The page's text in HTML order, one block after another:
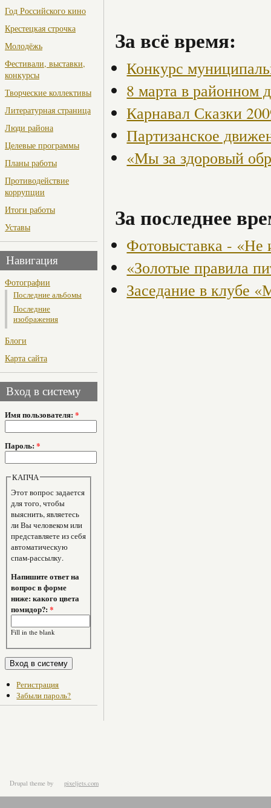
Год Российского кино
Крестецкая строчка
Молодёжь
Фестивали, выставки,
конкурсы
Творческие коллективы
Литературная страница
Люди района
Целевые программы
Планы работы
Противодействие
коррупции
Итоги работы
Уставы
Навигация
Фотографии
Последние альбомы
Последние
изображения
Блоги
Карта сайта
Вход в систему
Имя пользователя: *
Пароль: *
КАПЧА
Этот вопрос задается
для того, чтобы
выяснить, являетесь
ли Вы человеком или
представляете из себя
автоматическую
спам-рассылку.
Напишите ответ на
вопрос в форме
ниже: какого цвета
помидор?:*
Fill in the blank
Регистрация
Забыли пароль?
За всё время:
Конкурс
8 марта в районном
Карнавал Сказки
Партизанское
«Мы за здоровый
За последнее
Фотовыставка - «Не
«Золотые правила
Заседание в клубе
Drupal theme by pixeljets.com